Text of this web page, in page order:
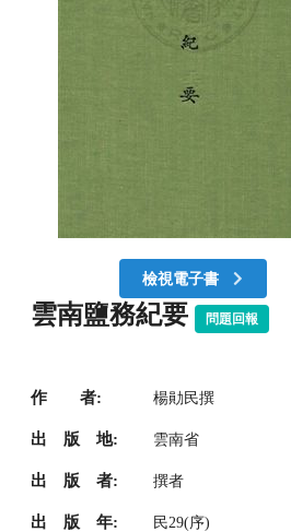
檢視電子書
雲南鹽務紀要 問題回報
作 者: 楊勛民撰
出 版 地: 雲南省
出 版 者: 撰者
出 版 年: 民29(序)